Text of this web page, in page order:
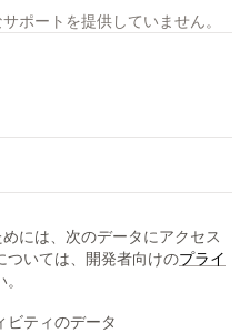
ポートを提供していません。
には、次のデータにアクセス
ついては、開発者向けのプライ
ビティのデータ